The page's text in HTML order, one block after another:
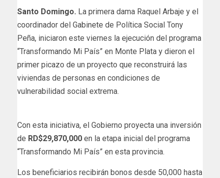
Santo Domingo. La primera dama Raquel Arbaje y el
coordinador del Gabinete de Política Social Tony
Peña, iniciaron este viernes la ejecución del programa
“Transformando Mi País” en Monte Plata y dieron el
primer picazo de un proyecto que reconstruirá las
viviendas de personas en condiciones de
vulnerabilidad social extrema.
Con esta iniciativa, el Gobierno proyecta una inversión
de RD$29,870,000 en la etapa inicial del programa
“Transformando Mi País” en esta provincia.
Los beneficiarios recibirán bonos desde 50,000 hasta